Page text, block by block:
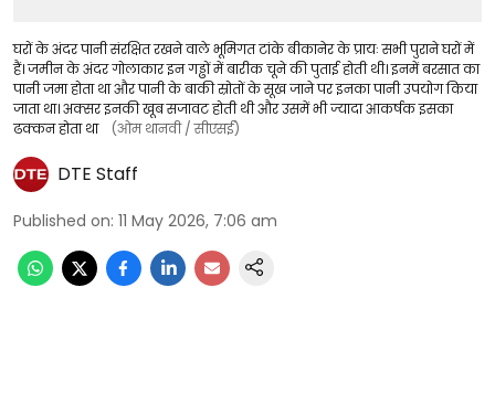
घरों के अंदर पानी संरक्षित रखने वाले भूमिगत टांके बीकानेर के प्रायः सभी पुराने घरों में
हैं। जमीन के अंदर गोलाकार इन गड्ढों में बारीक चूने की पुताई होती थी। इनमें बरसात का
पानी जमा होता था और पानी के बाकी स्रोतों के सूख जाने पर इनका पानी उपयोग किया
जाता था। अक्सर इनकी खूब सजावट होती थी और उसमें भी ज्यादा आकर्षक इसका
ढक्कन होता था
(ओम थानवी / सीएसई)
DTE Staff
Published on: 11 May 2026, 7:06 am